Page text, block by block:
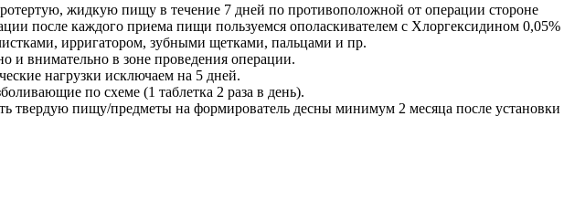
жидкую пищу в течение 7 дней по противоположной от операции стороне
после каждого приема пищи пользуемся ополаскивателем с Хлоргексидином
ирригатором, зубными щетками, пальцами и пр.
и внимательно в зоне проведения операции.
нагрузки исключаем на 5 дней.
по схеме (1 таблетка 2 раза в день).
твердую пищу/предметы на формирователь десны минимум 2 месяца после установки